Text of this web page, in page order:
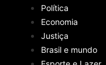
Política
Economia
Justiça
Brasil e mundo